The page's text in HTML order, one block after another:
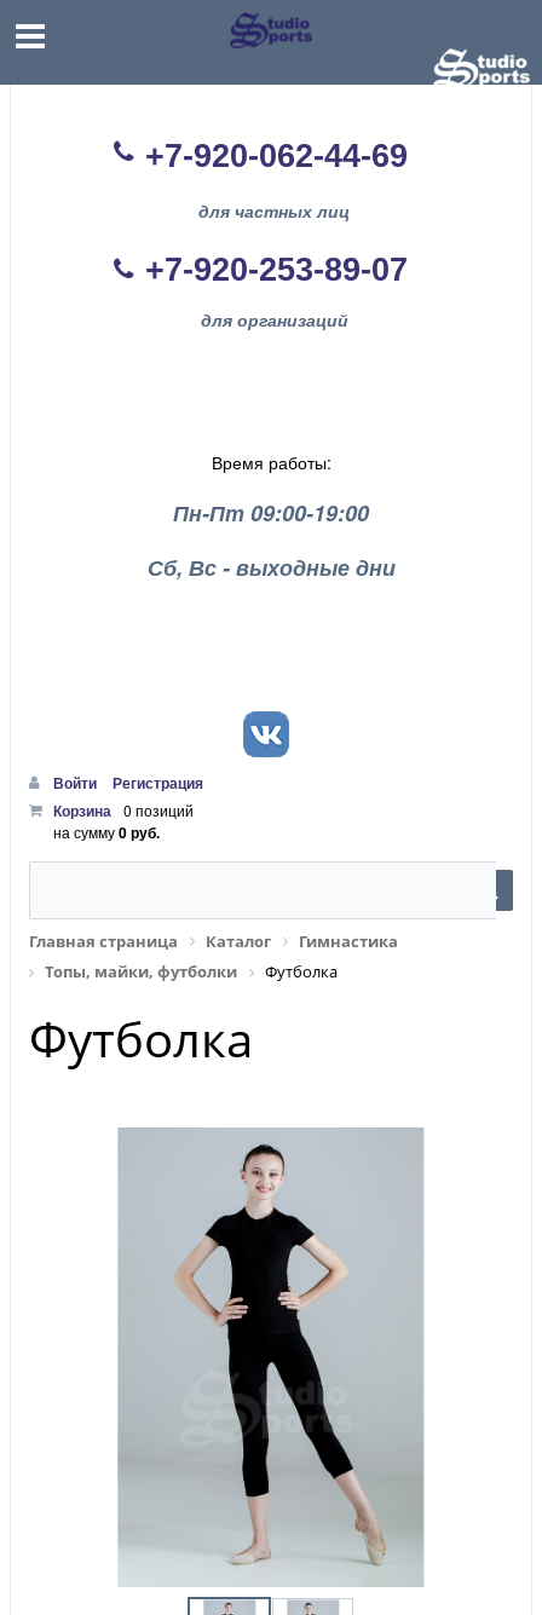
+7-920-062-44-69
для частных лиц
+7-920-253-89-07
для организаций
Время работы:
Пн-Пт 09:00-19:00
Сб, Вс - выходные дни
Войти
Регистрация
Корзина 0 позиций
на сумму0 руб.
Главная страница Каталог
Гимнастика
Топы, майки, футболки
Футболка
Футболка